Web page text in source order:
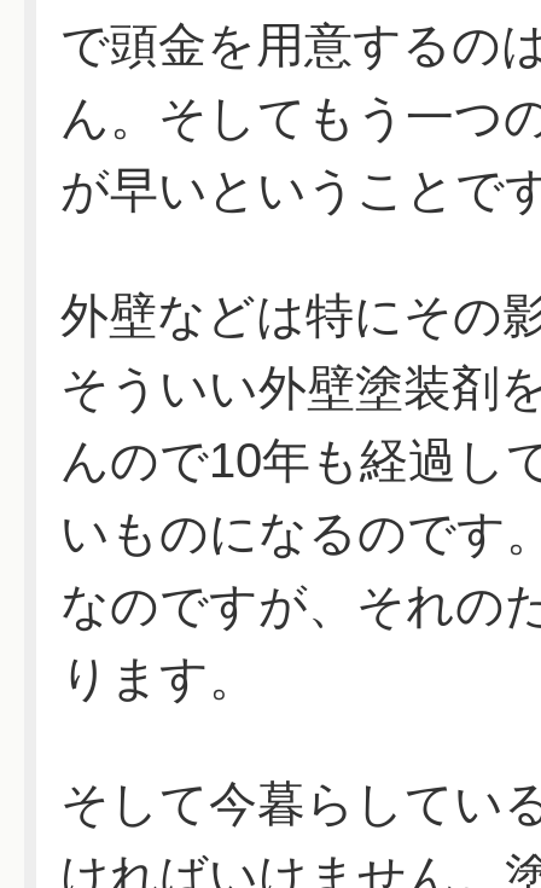
で頭金を用意するの
ん。そしてもう一つ
が早いということで
外壁などは特にその
そういい外壁塗装剤
んので10年も経過し
いものになるのです
なのですが、それの
ります。
そして今暮らしてい
ければいけません。